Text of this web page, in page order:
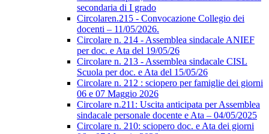
secondaria di I grado
Circolaren.215 - Convocazione Collegio dei
docenti – 11/05/2026.
Circolare n. 214 - Assemblea sindacale ANIEF
per doc. e Ata del 19/05/26
Circolare n. 213 - Assemblea sindacale CISL
Scuola per doc. e Ata del 15/05/26
Circolare n. 212 : sciopero per famiglie dei giorni
06 e 07 Maggio 2026
Circolare n.211: Uscita anticipata per Assemblea
sindacale personale docente e Ata – 04/05/2025
Circolare n. 210: sciopero doc. e Ata dei giorni